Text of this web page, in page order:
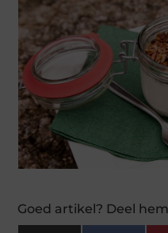
Goed artikel? Deel